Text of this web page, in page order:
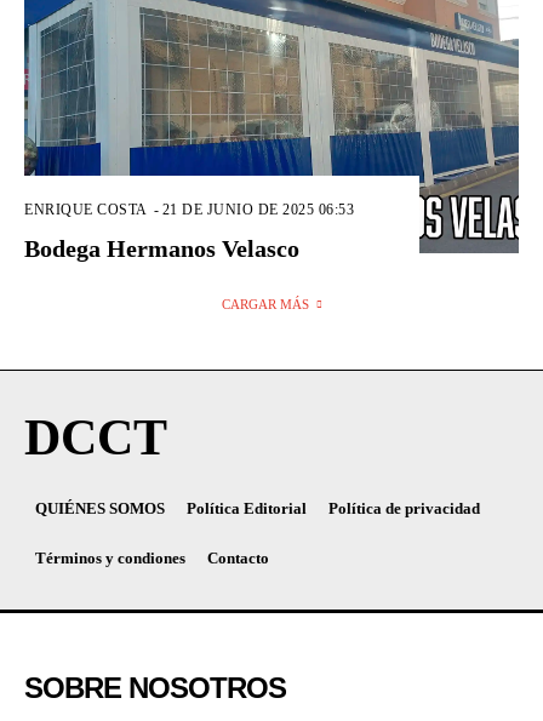
ENRIQUE COSTA - 21 DE JUNIO DE 2025 06:53
Bodega Hermanos Velasco
CARGAR MÁS
DCCT
QUIÉNES SOMOS Política Editorial Política de privacidad
Términos y condiones Contacto
SOBRE NOSOTROS